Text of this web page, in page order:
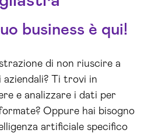
business è qui!
di non riuscire a
Ti trovi in
e analizzare i dati per
Oppure hai bisogno
artificiale specifico